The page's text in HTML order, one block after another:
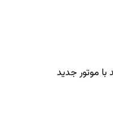
موتور جدید